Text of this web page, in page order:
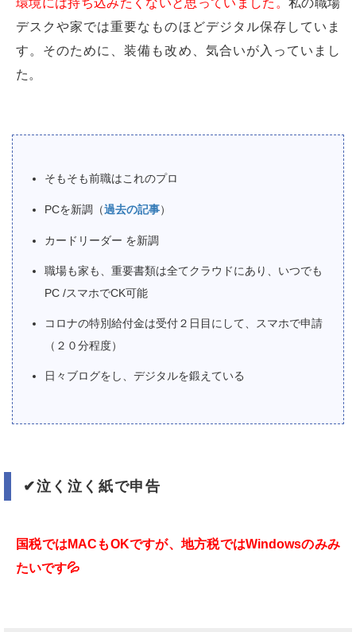
デスクや家では重要なものほどデジタル保存していま
す。そのために、装備も改め、気合いが入っていまし
た。
そもそも前職はこれのプロ
PCを新調（過去の記事）
カードリーダー を新調
職場も家も、重要書類は全てクラウドにあり、いつでも
PC /スマホでCK可能
コロナの特別給付金は受付２日目にして、スマホで申請
（２０分程度）
日々ブログをし、デジタルを鍛えている
✔︎泣く泣く紙で申告
国税ではMACもOKですが、地方税ではWindowsのみみ
たいです💦